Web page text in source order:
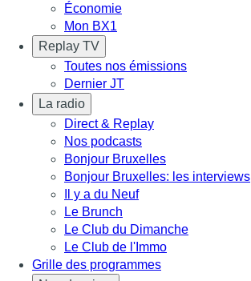
Économie
Mon BX1
Replay TV
Toutes nos émissions
Dernier JT
La radio
Direct & Replay
Nos podcasts
Bonjour Bruxelles
Bonjour Bruxelles: les interviews
Il y a du Neuf
Le Brunch
Le Club du Dimanche
Le Club de l'Immo
Grille des programmes